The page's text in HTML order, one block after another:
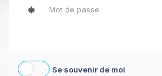
Se souvenir de moi